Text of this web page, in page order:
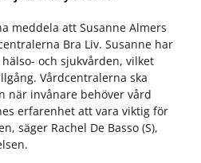
meddela att Susanne Almers
Bra Liv. Susanne har
och sjukvården, vilket
Vårdcentralerna ska
när invånare behöver vård
erfarenhet att vara viktig för
säger Rachel De Basso (S),